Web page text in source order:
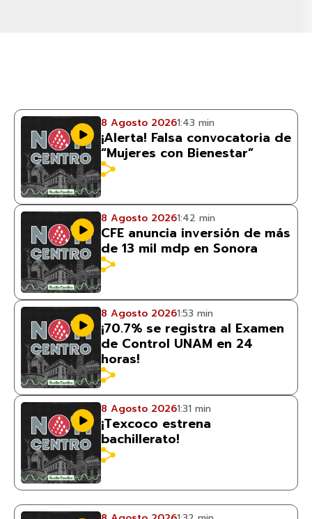
8 Agosto 20261:43 min
¡Alerta! Falsa convocatoria de
“Mujeres con Bienestar”
8 Agosto 20261:42 min
CFE anuncia inversión de más
de 13 mil mdp en Sonora
8 Agosto 20261:53 min
¡70.7% se registra al Examen
de Control UNAM en 24
horas!
8 Agosto 20261:31 min
¡Texcoco estrena
bachillerato!